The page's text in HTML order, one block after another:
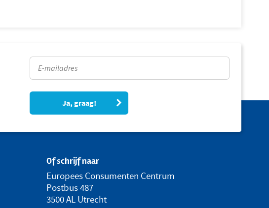
Ja, graag!
Of schrijf naar
Europees Consumenten Centrum
Postbus 487
3500 AL Utrecht